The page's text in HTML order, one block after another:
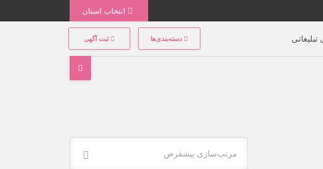
دسته‌بندی‌ها ثبت آگهی
مرتب‌سازی پیشفرض